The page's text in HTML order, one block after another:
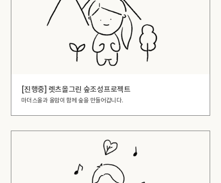
[진행중] 렛츠올그린 숲조성프로젝트
마더스올과 올맘이 함께 숲을 만들어갑니다.